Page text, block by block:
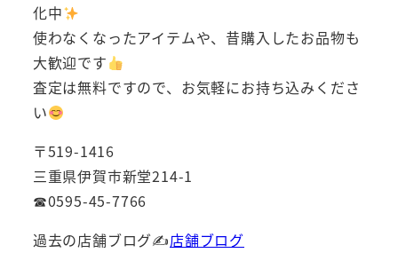
化中
使わなくなったアイテムや、昔購入したお品物も
大歓迎です
査定は無料ですので、お気軽にお持ち込みくださ
い
〒519-1416
三重県伊賀市新堂214-1
☎0595-45-7766
過去の店舗ブログ✍店舗ブログ